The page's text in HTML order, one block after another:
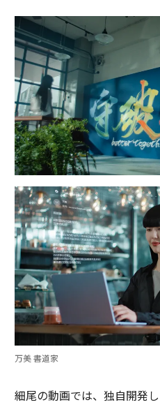
万美 書道家
細尾の動画では、独自開発